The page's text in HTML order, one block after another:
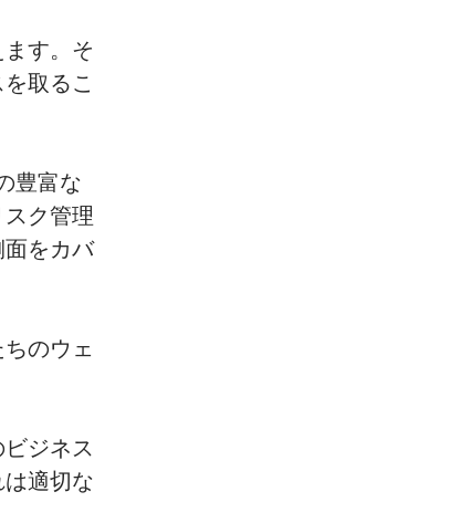
す。そ
取るこ
豊富な
ク管理
をカバ
のウェ
ジネス
適切な